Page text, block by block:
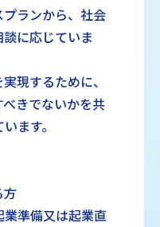
ランから、社会
に応じていま
現するために、
きでないかを共
ます。
方
業準備又は起業直